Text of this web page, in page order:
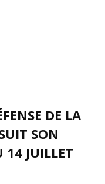
DE LA
SON
14 JUILLET